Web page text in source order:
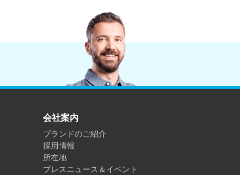
プラスチック
会社案内
ブランドのご紹介
採用情報
所在地
プレスニュース＆イベント